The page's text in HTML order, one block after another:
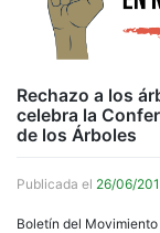
Rechazo a los
celebra la
de los Árboles
Publicada el 26/06/
Boletín del